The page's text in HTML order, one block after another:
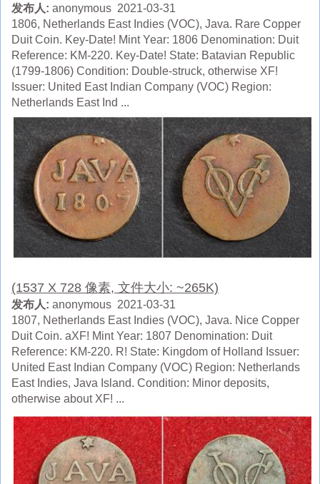
发布人: anonymous 2021-03-31
1806, Netherlands East Indies (VOC), Java. Rare Copper
Duit Coin. Key-Date! Mint Year: 1806 Denomination: Duit
Reference: KM-220. Key-Date! State: Batavian Republic
(1799-1806) Condition: Double-struck, otherwise XF!
Issuer: United East Indian Company (VOC) Region:
Netherlands East Ind ...
(1537 X 728 像素, 文件大小: ~265K)
发布人: anonymous 2021-03-31
1807, Netherlands East Indies (VOC), Java. Nice Copper
Duit Coin. aXF! Mint Year: 1807 Denomination: Duit
Reference: KM-220. R! State: Kingdom of Holland Issuer:
United East Indian Company (VOC) Region: Netherlands
East Indies, Java Island. Condition: Minor deposits,
otherwise about XF! ...